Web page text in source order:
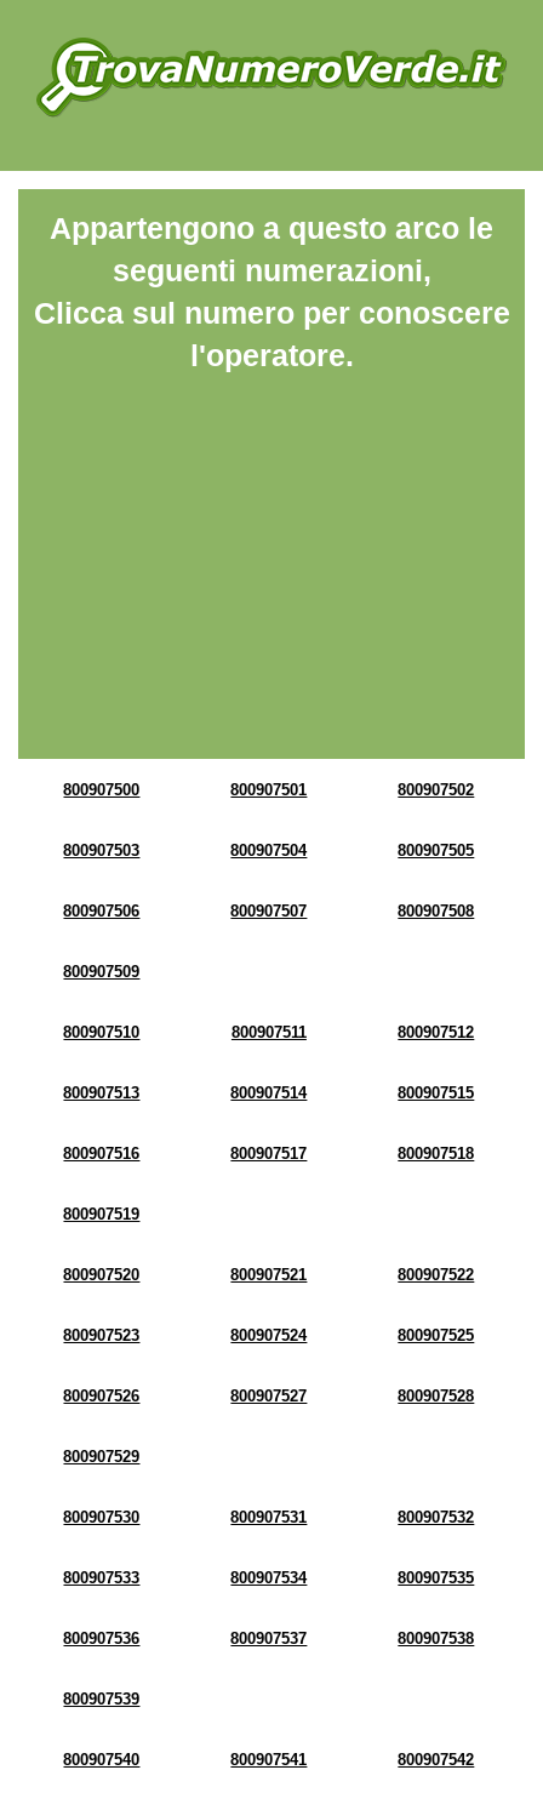
Appartengono a questo arco le
seguenti numerazioni,
Clicca sul numero per conoscere
l'operatore.
800907500 800907501 800907502
800907503 800907504 800907505
800907506 800907507 800907508
800907509
800907510 800907511 800907512
800907513 800907514 800907515
800907516 800907517 800907518
800907519
800907520 800907521 800907522
800907523 800907524 800907525
800907526 800907527 800907528
800907529
800907530 800907531 800907532
800907533 800907534 800907535
800907536 800907537 800907538
800907539
800907540 800907541 800907542